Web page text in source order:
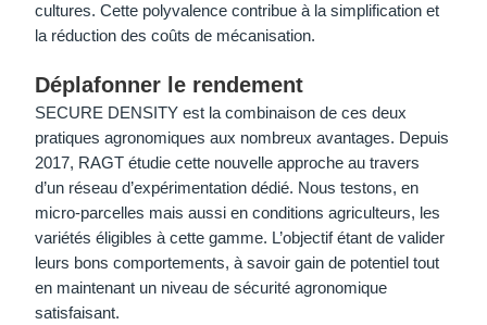
cultures. Cette polyvalence contribue à la simplification et
la réduction des coûts de mécanisation.
Déplafonner le rendement
SECURE DENSITY est la combinaison de ces deux
pratiques agronomiques aux nombreux avantages. Depuis
2017, RAGT étudie cette nouvelle approche au travers
d’un réseau d’expérimentation dédié. Nous testons, en
micro-parcelles mais aussi en conditions agriculteurs, les
variétés éligibles à cette gamme. L’objectif étant de valider
leurs bons comportements, à savoir gain de potentiel tout
en maintenant un niveau de sécurité agronomique
satisfaisant.